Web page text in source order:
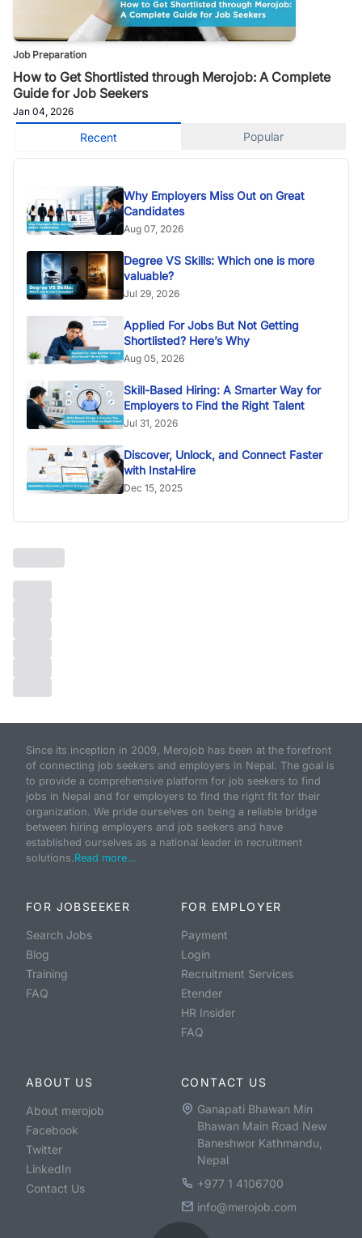
Job Preparation
How to Get Shortlisted through Merojob: A Complete
Guide for Job Seekers
Jan 04, 2026
Recent Popular
Why Employers Miss Out on Great
Candidates
Aug 07, 2026
Degree VS Skills: Which one is more
valuable?
Jul 29, 2026
Applied For Jobs But Not Getting
Shortlisted? Here’s Why
Aug 05, 2026
Skill-Based Hiring: A Smarter Way for
Employers to Find the Right Talent
Jul 31, 2026
Discover, Unlock, and Connect Faster
with InstaHire
Dec 15, 2025
Since its inception in 2009, Merojob has been at the forefront
of connecting job seekers and employers in Nepal. The goal is
to provide a comprehensive platform for job seekers to find
jobs in Nepal and for employers to find the right fit for their
organization. We pride ourselves on being a reliable bridge
between hiring employers and job seekers and have
established ourselves as a national leader in recruitment
solutions. Read more...
FOR JOBSEEKER
Search Jobs
Blog
Training
FAQ
FOR EMPLOYER
Payment
Login
Recruitment Services
Etender
HR Insider
FAQ
ABOUT US
About merojob
Facebook
Twitter
LinkedIn
Contact Us
CONTACT US
Ganapati Bhawan Min
Bhawan Main Road New
Baneshwor Kathmandu,
Nepal
+977 1 4106700
info@merojob.com